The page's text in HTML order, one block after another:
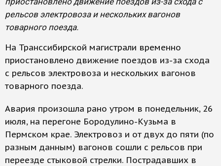
рельсов электровоза и нескольких вагонов
товарного поезда.
На Транссибирской магистрали временно
приостановлено движение поездов из-за схода
с рельсов электровоза и нескольких вагонов
товарного поезда.
Авария произошла рано утром в понедельник, 26
июля, на перегоне Бородулино-Кузьма в
Пермском крае. Электровоз и от двух до пяти (по
разным данным) вагонов сошли с рельсов при
переезде стыковой стрелки. Пострадавших в